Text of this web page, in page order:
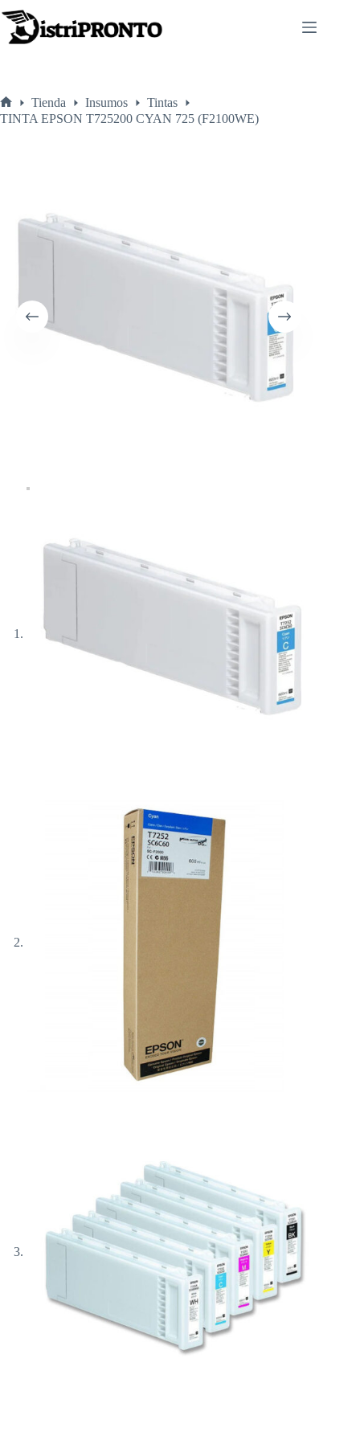
al
contenido
Inicio
Tienda Insumos
Tintas
TINTA EPSON T725200 CYAN 725 (F2100WE)